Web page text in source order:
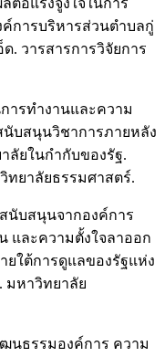
ต่อแรงจูงใจในการ
การบริหารส่วนตำบลกู่
. วารสารการวิจัยการ
ารทำงานและความ
นับสนุนวิชาการภายหลัง
ลัยในกำกับของรัฐ.
ยาลัยธรรมศาสตร์.
สนับสนุนจากองค์การ
และความตั้งใจลาออก
ใต้การดูแลของรัฐแห่ง
หาวิทยาลัย
นธรรมองค์การ ความ